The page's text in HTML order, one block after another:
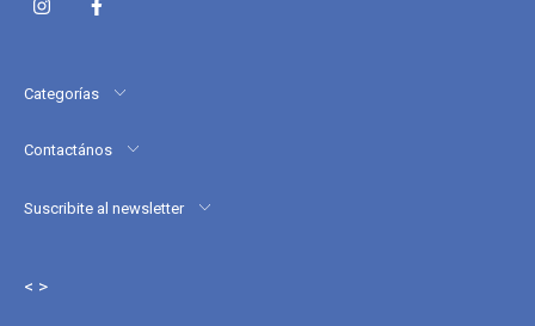
Categorías
Contactános
Suscribite al newsletter
< >